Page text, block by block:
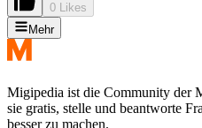
0 Likes
Mehr
Migipedia ist die Community der
sie gratis, stelle und beantworte
besser zu machen.